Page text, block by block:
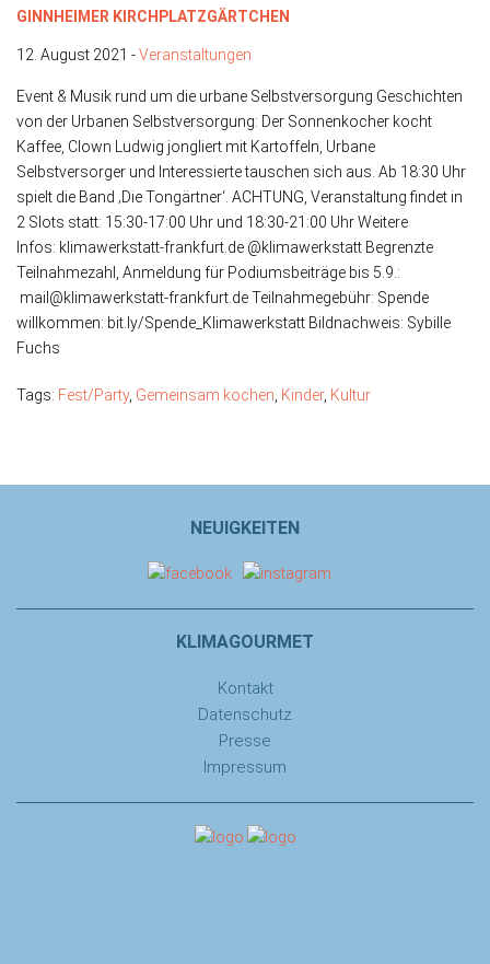
GINNHEIMER KIRCHPLATZGÄRTCHEN
12. August 2021 -Veranstaltungen
Event & Musik rund um die urbane Selbstversorgung Geschichten
von der Urbanen Selbstversorgung: Der Sonnenkocher kocht
Kaffee, Clown Ludwig jongliert mit Kartoffeln, Urbane
Selbstversorger und Interessierte tauschen sich aus. Ab 18:30 Uhr
spielt die Band ‚Die Tongärtner‘. ACHTUNG, Veranstaltung findet in
2 Slots statt: 15:30-17:00 Uhr und 18:30-21:00 Uhr Weitere
Infos: klimawerkstatt-frankfurt.de @klimawerkstatt Begrenzte
Teilnahmezahl, Anmeldung für Podiumsbeiträge bis 5.9.:
mail@klimawerkstatt-frankfurt.de Teilnahmegebühr: Spende
willkommen: bit.ly/Spende_Klimawerkstatt Bildnachweis: Sybille
Fuchs
Tags: Fest/Party, Gemeinsam kochen Kinder, Kultur
NEUIGKEITEN
KLIMAGOURMET
Kontakt
Datenschutz
Presse
Impressum